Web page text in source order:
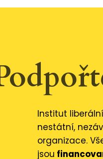
Institut
nestátní,
organizace.
jsou